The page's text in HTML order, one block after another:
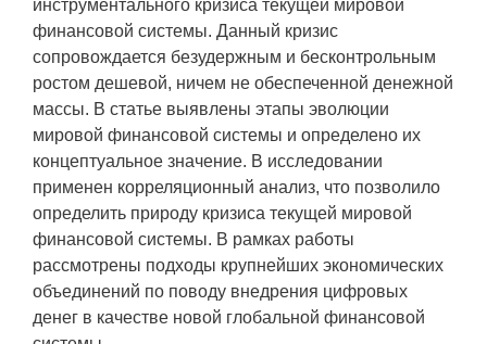
инструментального кризиса текущей мировой
финансовой системы. Данный кризис
сопровождается безудержным и бесконтрольным
ростом дешевой, ничем не обеспеченной денежной
массы. В статье выявлены этапы эволюции
мировой финансовой системы и определено их
концептуальное значение. В исследовании
применен корреляционный анализ, что позволило
определить природу кризиса текущей мировой
финансовой системы. В рамках работы
рассмотрены подходы крупнейших экономических
объединений по поводу внедрения цифровых
денег в качестве новой глобальной финансовой